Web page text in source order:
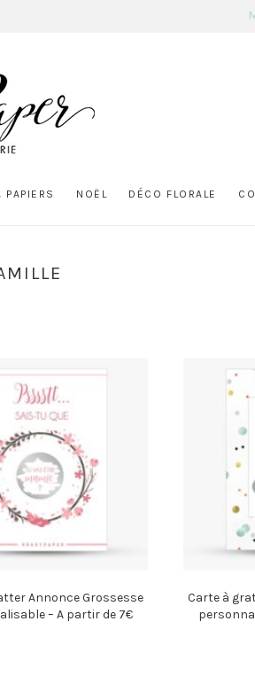
NOËL DÉCO FLORALE
Annonce Grossesse
– A partir de 7€
Carte à